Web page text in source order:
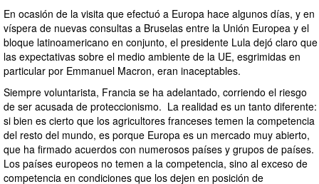
En ocasión de la visita que efectuó a Europa hace algunos días, y en
víspera de nuevas consultas a Bruselas entre la Unión Europea y el
bloque latinoamericano en conjunto, el presidente Lula dejó claro que
las expectativas sobre el medio ambiente de la UE, esgrimidas en
particular por Emmanuel Macron, eran inaceptables.
Siempre voluntarista, Francia se ha adelantado, corriendo el riesgo
de ser acusada de proteccionismo. La realidad es un tanto diferente:
si bien es cierto que los agricultores franceses temen la competencia
del resto del mundo, es porque Europa es un mercado muy abierto,
que ha firmado acuerdos con numerosos países y grupos de países.
Los países europeos no temen a la competencia, sino al exceso de
competencia en condiciones que los dejen en posición de